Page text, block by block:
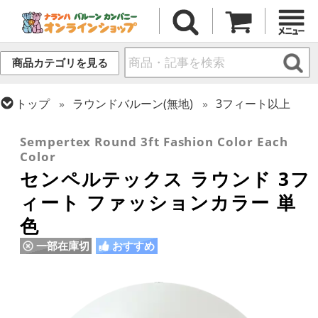
商品カテゴリを見る
トップ ラウンドバルーン(無地)
3フィート以上
Sempertex Round 3ft Fashion Color Each
Color
センペルテックス ラウンド 3フ
ィート ファッションカラー 単
色
一部在庫切 おすすめ